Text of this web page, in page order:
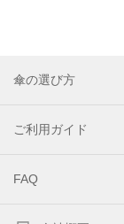
傘の選び方
ご利用ガイド
FAQ